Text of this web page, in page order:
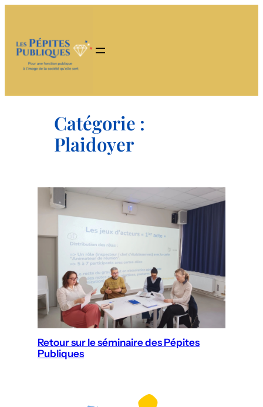
contenu
Catégorie :
Plaidoyer
Retour sur le séminaire des Pépites
Publiques